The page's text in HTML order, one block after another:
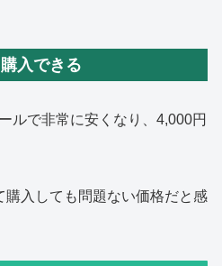
入できる
ルで非常に安くなり、4,000円
購入しても問題ない価格だと感